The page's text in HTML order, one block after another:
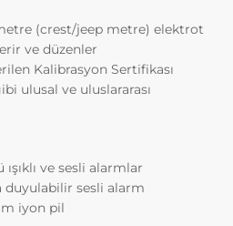
(crest/jeep metre) elektrot
ve düzenler
Kalibrasyon Sertifikası
ulusal ve uluslararası
ve sesli alarmlar
sesli alarm
iyon pil
hatırlamak
vasıtasıyla
Kalıcı çerezler,
tarayıcınızı
yeniden
silinene kadar bu
alt klasörlerinde
türleri; İnternet